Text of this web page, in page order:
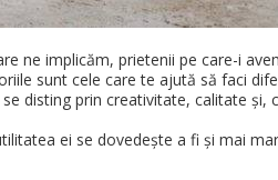
ne implicăm, prietenii pe care-i
sunt cele care te ajută să faci
disting prin creativitate, calitate și,
ei se dovedește a fi și mai